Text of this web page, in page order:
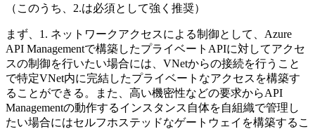
（このうち、2.は必須として強く推奨）
まず、1. ネットワークアクセスによる制御として、Azure
API Managementで構築したプライベートAPIに対してアクセ
スの制御を行いたい場合には、VNetからの接続を行うこと
で特定VNet内に完結したプライベートなアクセスを構築す
ることができる。また、高い機密性などの要求からAPI
Managementの動作するインスタンス自体を自組織で管理し
たい場合にはセルフホステッドなゲートウェイを構築するこ